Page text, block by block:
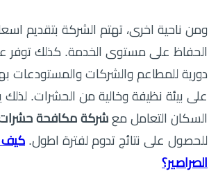
ومن ناحية اخرى، تهتم الشركة بتقديم
الحفاظ على مستوى الخدمة. كذلك توفر
دورية للمطاعم والشركات والمستودعات
على بيئة نظيفة وخالية من الحشرات.
السكان التعامل مع شركة مكافحة
للحصول على نتائج تدوم لفترة اطول. كيف
الصراصير؟